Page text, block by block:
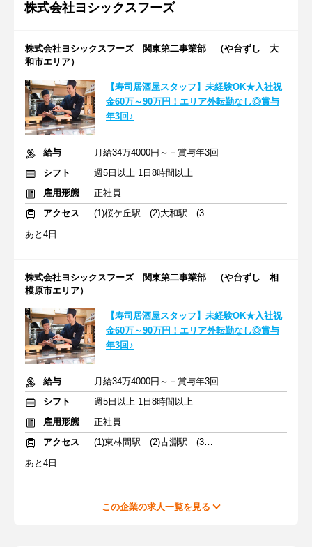
株式会社ヨシックスフーズ
株式会社ヨシックスフーズ 関東第二事業部 （や台ずし 大
和市エリア）
【寿司居酒屋スタッフ】未経験OK★入社祝
金60万～90万円！エリア外転勤なし◎賞与
年3回♪
給与
月給34万4000円～＋賞与年3回
シフト
週5日以上 1日8時間以上
雇用形態
正社員
アクセス
(1)桜ケ丘駅 (2)大和駅 (3)相模原駅
あと4日
株式会社ヨシックスフーズ 関東第二事業部 （や台ずし 相
模原市エリア）
【寿司居酒屋スタッフ】未経験OK★入社祝
金60万～90万円！エリア外転勤なし◎賞与
年3回♪
給与
月給34万4000円～＋賞与年3回
シフト
週5日以上 1日8時間以上
雇用形態
正社員
アクセス
(1)東林間駅 (2)古淵駅 (3)鶴間駅
あと4日
この企業の求人一覧を見る